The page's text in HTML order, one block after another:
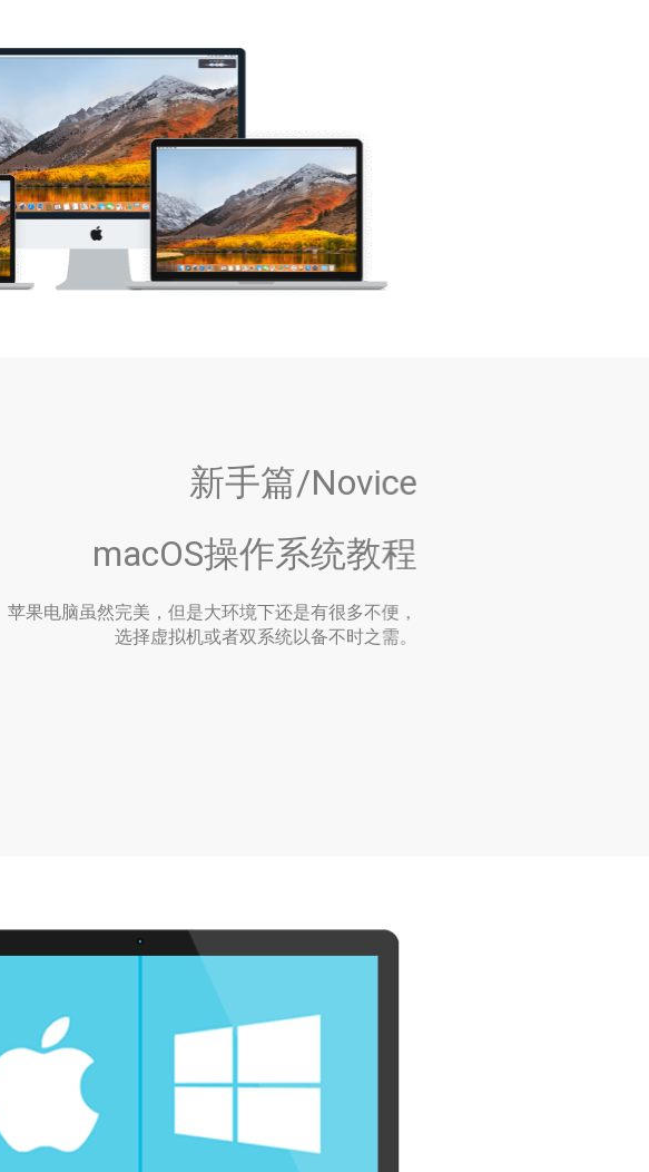
新手篇/Novice
macOS操作系统教程
苹果电脑虽然完美，但是大环境下还是有很多不便，
选择虚拟机或者双系统以备不时之需。